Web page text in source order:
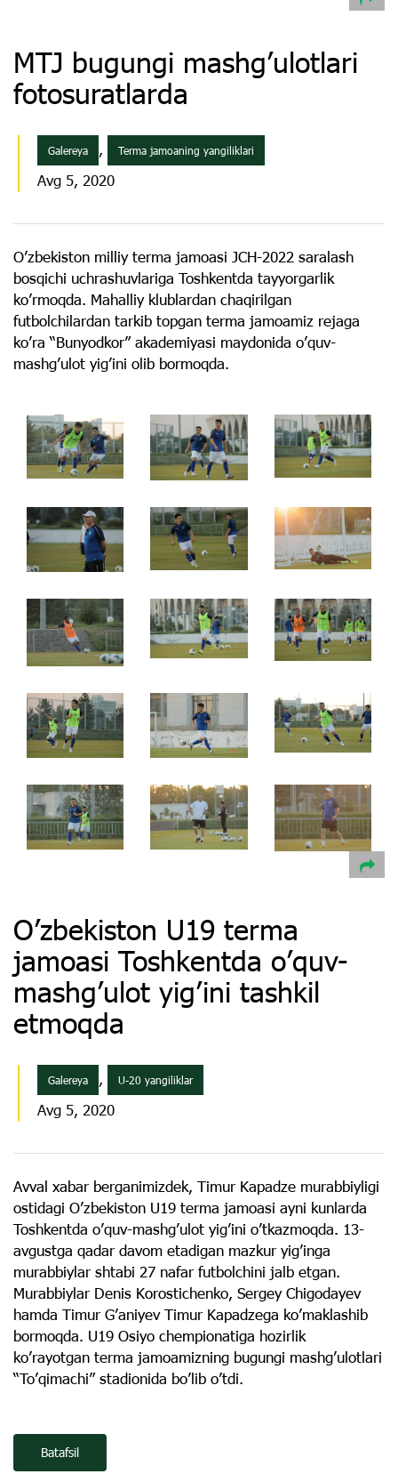
MTJ bugungi mashg’ulotlari
fotosuratlarda
Galereya , Terma jamoaning yangiliklari
Avg 5, 2020
O’zbekiston milliy terma jamoasi JCH-2022 saralash
bosqichi uchrashuvlariga Toshkentda tayyorgarlik
ko’rmoqda. Mahalliy klublardan chaqirilgan
futbolchilardan tarkib topgan terma jamoamiz rejaga
ko’ra “Bunyodkor” akademiyasi maydonida o’quv-
mashg’ulot yig’ini olib bormoqda.
O’zbekiston U19 terma
jamoasi Toshkentda o’quv-
mashg’ulot yig’ini tashkil
etmoqda
Galereya , U-20 yangiliklar
Avg 5, 2020
Avval xabar berganimizdek, Timur Kapadze murabbiyligi
ostidagi O’zbekiston U19 terma jamoasi ayni kunlarda
Toshkentda o’quv-mashg’ulot yig’ini o’tkazmoqda. 13-
avgustga qadar davom etadigan mazkur yig’inga
murabbiylar shtabi 27 nafar futbolchini jalb etgan.
Murabbiylar Denis Korostichenko, Sergey Chigodayev
hamda Timur G’aniyev Timur Kapadzega ko’maklashib
bormoqda. U19 Osiyo chempionatiga hozirlik
ko’rayotgan terma jamoamizning bugungi mashg’ulotlari
“To’qimachi” stadionida bo’lib o’tdi.
Batafsil